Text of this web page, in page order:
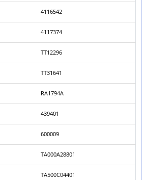
4116542
4117374
TT12296
TT31641
RA1794A
439401
600009
TA000A28801
TA500C04401